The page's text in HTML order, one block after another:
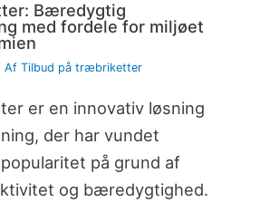
Bæredygtig
med fordele for miljøet
Tilbud på træbriketter
er en innovativ løsning
der har vundet
på grund af
og bæredygtighed.